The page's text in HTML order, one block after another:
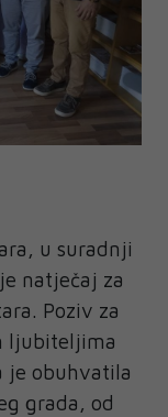
u suradnji
natječaj za
Poziv za
ljubiteljima
je obuhvatila
grada, od